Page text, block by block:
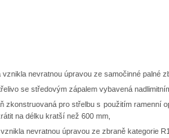
nevratnou úpravou ze samočinné palné
se středovým zápalem vybavená
zkonstruovaná pro střelbu s použitím ramenní
na délku kratší než 600 mm,
nevratnou úpravou ze zbraně kategorie